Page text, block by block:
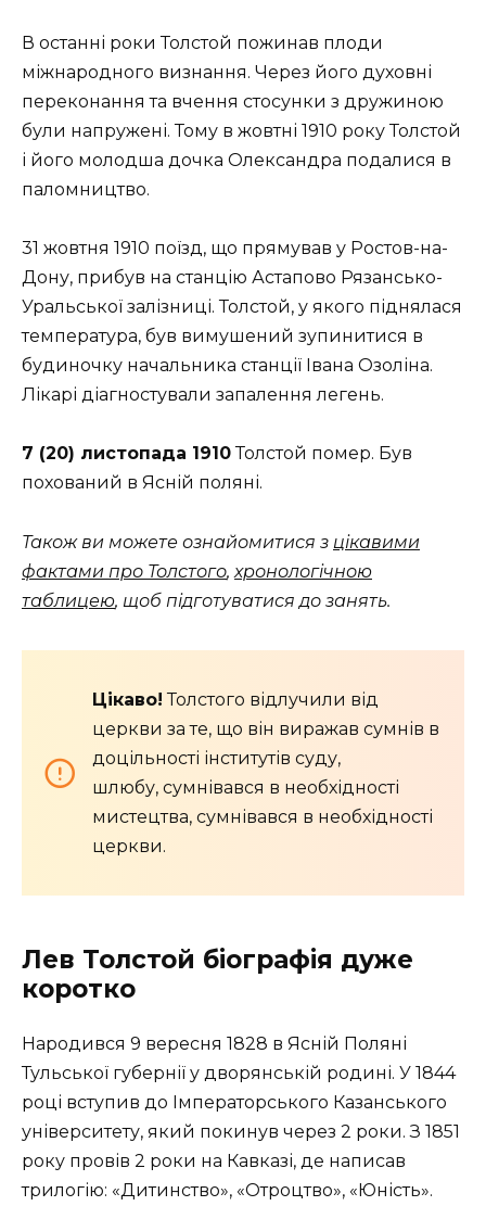
В останні роки Толстой пожинав плоди
міжнародного визнання. Через його духовні
переконання та вчення стосунки з дружиною
були напружені. Тому в жовтні 1910 року Толстой
і його молодша дочка Олександра подалися в
паломництво.
31 жовтня 1910 поїзд, що прямував у Ростов-на-
Дону, прибув на станцію Астапово Рязансько-
Уральської залізниці. Толстой, у якого піднялася
температура, був вимушений зупинитися в
будиночку начальника станції Івана Озоліна.
Лікарі діагностували запалення легень.
7 (20) листопада 1910Толстой помер. Був
похований в Ясній поляні.
Також ви можете ознайомитися з цікавими
фактами про Толстого, хронологічною
таблицею, щоб підготуватися до занять.
Цікаво! Толстого відлучили від
церкви за те, що він виражав сумнів в
доцільності інститутів суду,
шлюбу, сумнівався в необхідності
мистецтва, сумнівався в необхідності
церкви.
Лев Толстой біографія дуже
коротко
Народився 9 вересня 1828 в Ясній Поляні
Тульської губернії у дворянській родині. У 1844
році вступив до Імператорського Казанського
університету, який покинув через 2 роки. З 1851
року провів 2 роки на Кавказі, де написав
трилогію: «Дитинство», «Отроцтво», «Юність».